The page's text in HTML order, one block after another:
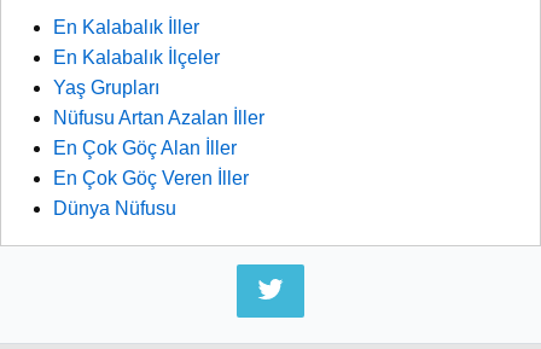
En Kalabalık İller
En Kalabalık İlçeler
Yaş Grupları
Nüfusu Artan Azalan İller
En Çok Göç Alan İller
En Çok Göç Veren İller
Dünya Nüfusu